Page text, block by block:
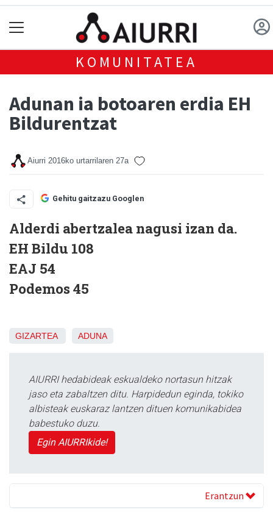
KOMUNITATEA
Adunan ia botoaren erdia EH
Bildurentzat
Aiurri 2016ko urtarrilaren 27a
Gehitu gaitzazu Googlen
Alderdi abertzalea nagusi izan da.
EH Bildu 108
EAJ 54
Podemos 45
GIZARTEA ADUNA
AIURRI hedabideak eskualdeko nortasun hitzak
jaso eta zabaltzen ditu. Harpidedun eginda, tokiko
albisteak euskaraz lantzen dituen komunikabidea
babestuko duzu.
Egin AIURRIkide!
Erantzun